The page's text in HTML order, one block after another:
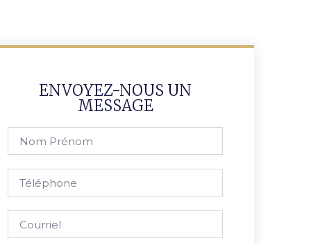
ENVOYEZ-NOUS UN
MESSAGE